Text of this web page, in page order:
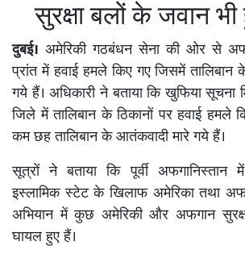
सुरक्षा बलों के जवान
दुबई। अमेरिकी गठबंधन सेना की ओर से
प्रांत में हवाई हमले किए गए जिसमें
गये हैं। अधिकारी ने बताया कि खुफिया सूचना
जिले में तालिबान के ठिकानों पर हवाई
कम छह तालिबान के आतंकवादी मारे गये हैं।
सूत्रों ने बताया कि पूर्वी
इस्लामिक स्टेट के खिलाफ अमेरिका तथा
अभियान में कुछ अमेरिकी और अफगान
घायल हुए हैं।